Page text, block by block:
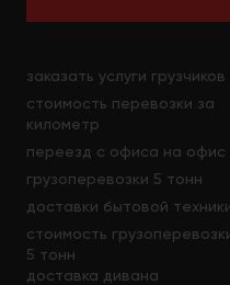
аренду фургона (от часа
актуальные цены указаны
Также вы можете
нашим консультантам.
наиболее выгодный
какой тип грузовой
для вывоза строй
газелей из нашего
для поставки
заказать услуги грузчиков
стоимость перевозки за
километр
переезд с офиса на офис
грузоперевозки 5 тонн
доставки бытовой
стоимость
5 тонн
доставка дивана